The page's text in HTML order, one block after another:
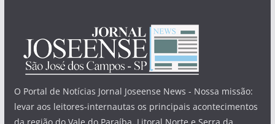
O Portal de Notícias Jornal Joseense News - Nossa missão:
levar aos leitores-internautas os principais acontecimentos